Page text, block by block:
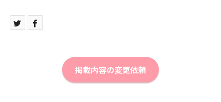
掲載内容の変更依頼